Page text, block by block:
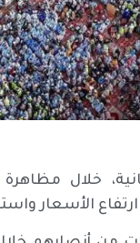
خلال
الأسعار